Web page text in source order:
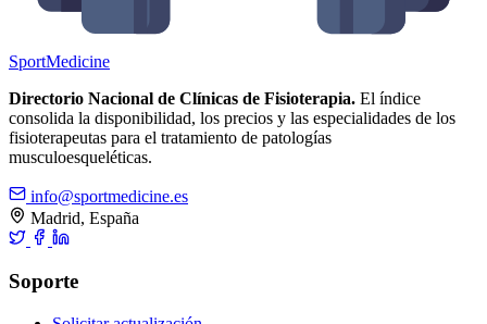
SportMedicine
Directorio Nacional de Clínicas de Fisioterapia. El índice
consolida la disponibilidad, los precios y las especialidades de los
fisioterapeutas para el tratamiento de patologías
musculoesqueléticas.
info@sportmedicine.es
Madrid, España
Soporte